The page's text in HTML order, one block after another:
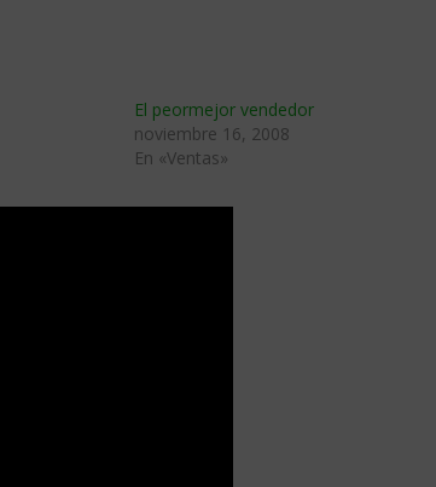
El peormejor vendedor
noviembre 16, 2008
En «Ventas»